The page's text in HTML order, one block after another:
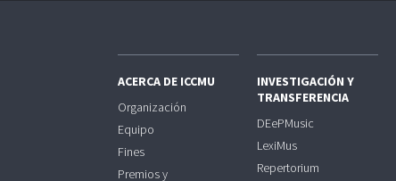
ACERCA DE ICCMU
Organización
Equipo
Fines
Premios y
INVESTIGACIÓN Y
TRANSFERENCIA
DEePMusic
LexiMus
Repertorium